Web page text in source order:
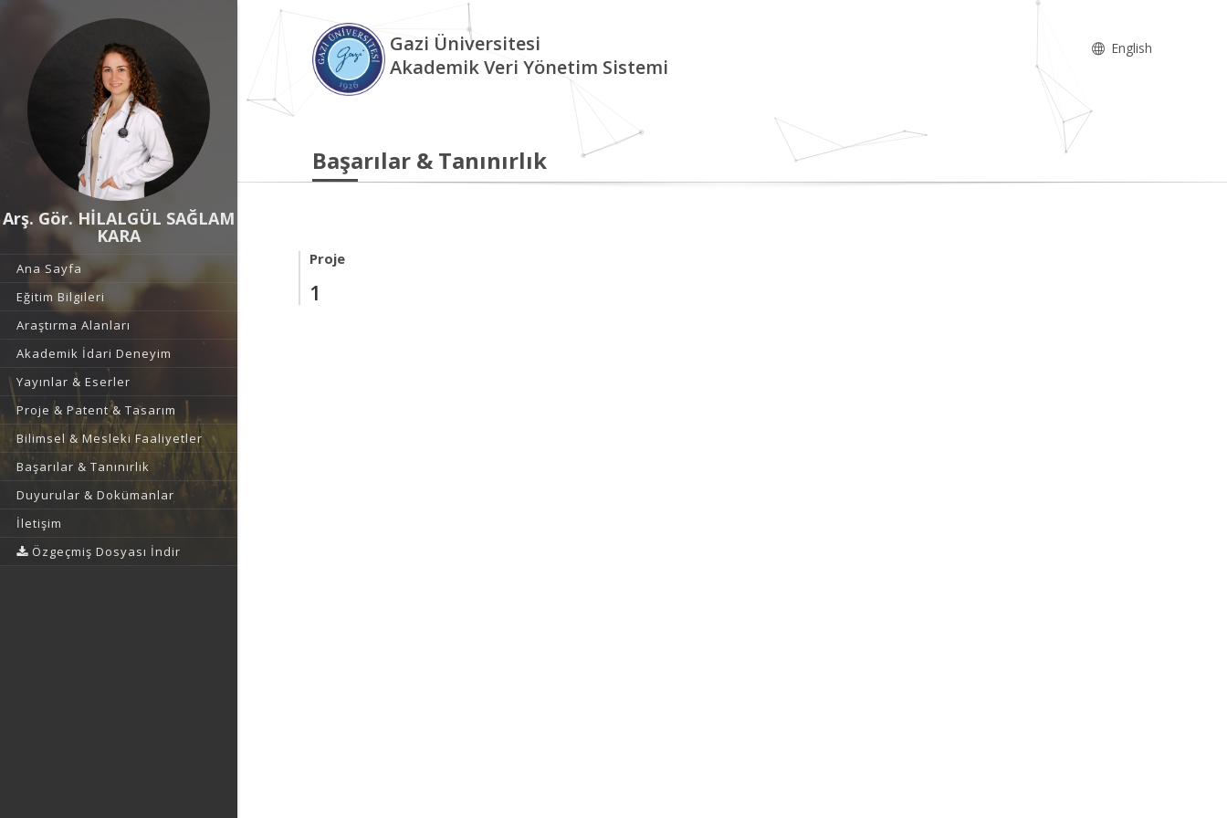
Arş. Gör. HİLALGÜL SAĞLAM
KARA
Ana Sayfa
Eğitim Bilgileri
Araştırma Alanları
Akademik İdari Deneyim
Yayınlar & Eserler
Proje & Patent & Tasarım
Bilimsel & Mesleki Faaliyetler
Başarılar & Tanınırlık
Duyurular & Dokümanlar
İletişim
Özgeçmiş Dosyası İndir
Gazi Üniversitesi
Akademik Veri Yönetim Sistemi
English
Başarılar & Tanınırlık
Proje
1